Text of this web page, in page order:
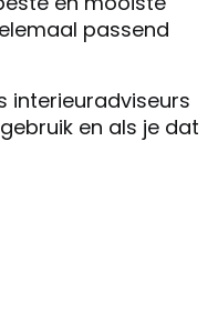
passend
interieuradviseurs
en als je dat